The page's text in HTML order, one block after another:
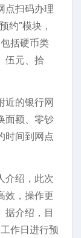
点扫码办理
约”模块，
括硬币类
伍元、拾
近的银行网
面额、零钞
时间到网点
介绍，此次
效，操作更
据介绍，目
作日进行预